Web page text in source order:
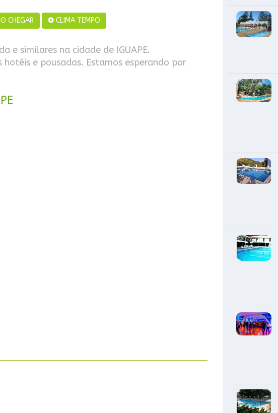
CHEGAR CLIMA TEMPO
e similares na cidade de IGUAPE.
hotéis e pousadas. Estamos esperando por